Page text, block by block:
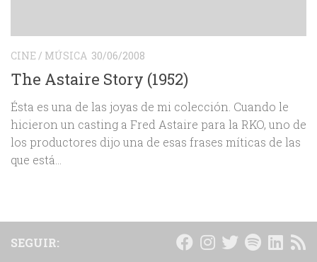
CINE / MÚSICA 30/06/2008
The Astaire Story (1952)
Ésta es una de las joyas de mi colección. Cuando le
hicieron un casting a Fred Astaire para la RKO, uno de
los productores dijo una de esas frases míticas de las
que está...
SEGUIR: